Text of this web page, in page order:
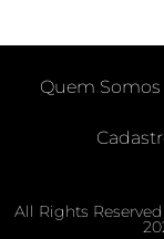
Quem Somos
All Rights